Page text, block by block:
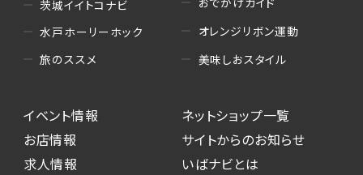
茨城イイトコナビ
水戸ホーリーホック
旅のススメ
オレンジリボン運動
美味しおスタイル
イベント情報
お店情報
求人情報
ネットショップ一覧
サイトからのお知らせ
いばナビとは